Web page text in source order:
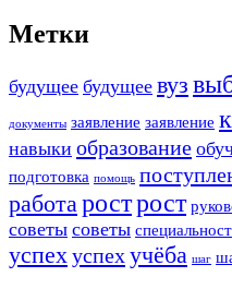
Метки
будущее будущее вуз
документы заявление заявление
навыки образование
подготовка помощь
работарострост
советы советы
успехуспехучёба шаг